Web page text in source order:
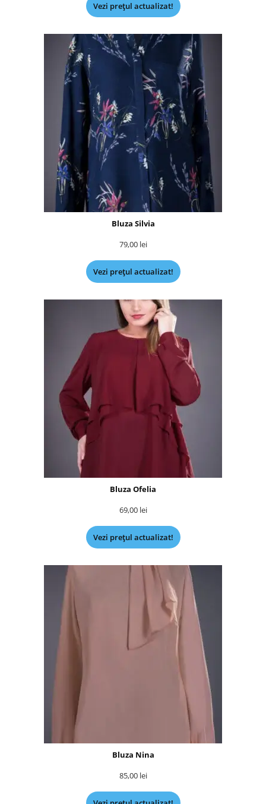
Vezi prețul actualizat!
Bluza Silvia
79,00 lei
Vezi prețul actualizat!
Bluza Ofelia
69,00 lei
Vezi prețul actualizat!
Bluza Nina
85,00 lei